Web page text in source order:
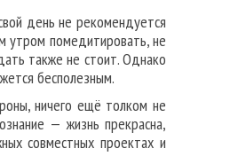
день не рекомендуется
утром помедитировать, не
также не стоит. Однако
бесполезным.
ничего ещё толком не
— жизнь прекрасна,
совместных проектах и